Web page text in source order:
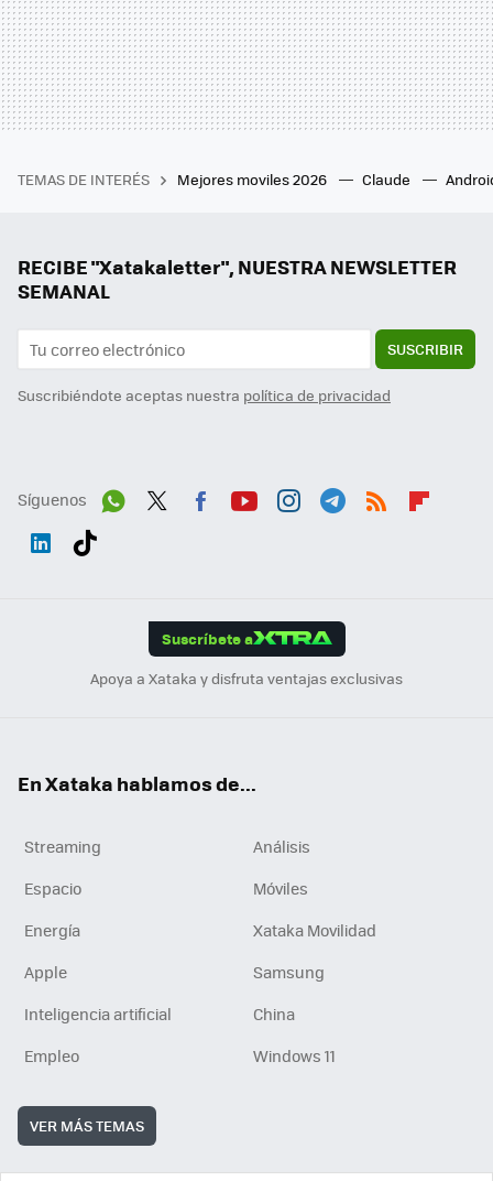
TEMAS DE INTERÉS Mejores moviles 2026 Claude
RECIBE "Xatakaletter", NUESTRA NEWSLETTER
SEMANAL
SUSCRIBIR
Suscribiéndote aceptas nuestra política de privacidad
Síguenos
Suscríbete a
Apoya a Xataka y disfruta ventajas exclusivas
En Xataka hablamos de...
Streaming
Análisis
Espacio
Móviles
Energía
Xataka Movilidad
Apple
Samsung
Inteligencia artificial
China
Empleo
Windows 11
VER MÁS TEMAS